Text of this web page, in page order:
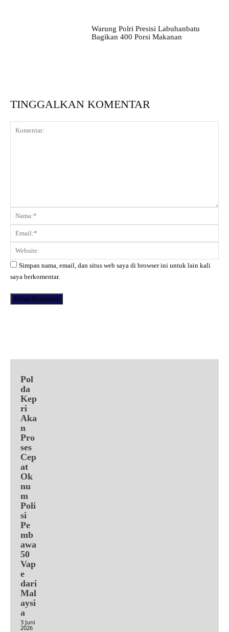
Warung Polri Presisi Labuhanbatu
Bagikan 400 Porsi Makanan
TINGGALKAN KOMENTAR
Komentar:
Simpan nama, email, dan situs web saya di browser ini untuk lain kali
saya berkomentar.
Pol
da
Kep
ri
Aka
n
Pro
ses
Cep
at
Ok
nu
m
Poli
si
Pe
mb
awa
50
Vap
e
dari
Mal
aysi
a
3 Juni
2026